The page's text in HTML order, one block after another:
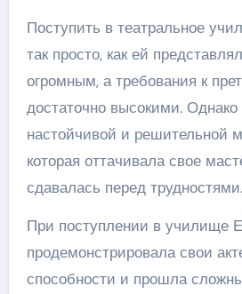
Поступить в театральное
так просто, как ей
огромным, а требования к
достаточно высокими.
настойчивой и решительной
которая оттачивала свое
сдавалась перед трудностями.
При поступлении в училище
продемонстрировала свои
способности и прошла